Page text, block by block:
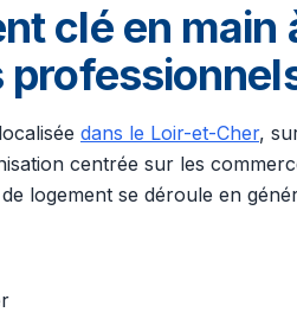
clé en
dans le Loir-et-Cher,
centrée sur les
logement se déroule en